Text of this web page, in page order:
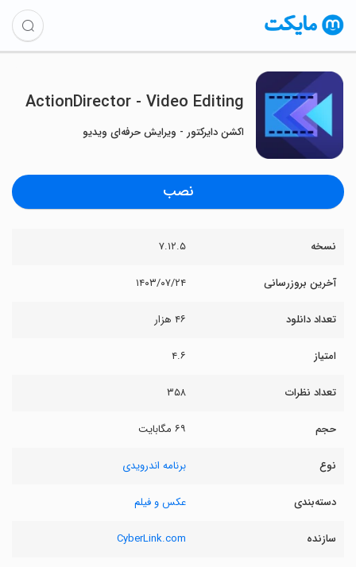
ActionDirector - Video Editing
اکشن دایرکتور - ویرایش حرفه‌ای ویدیو
نصب
نسخه ۷.۱۲.۵
آخرین بروزرسانی ۱۴۰۳/۰۷/۲۴
تعداد دانلود ۴۶ هزار
امتیاز ۴.۶
تعداد نظرات ۳۵۸
حجم ۶۹ مگابایت
نوع برنامه اندرویدی
دسته‌بندی عکس و فیلم
سازنده CyberLink.com